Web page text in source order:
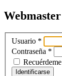
Webmaster
Usuario *
Contraseña *
Recuérdeme
Identificarse